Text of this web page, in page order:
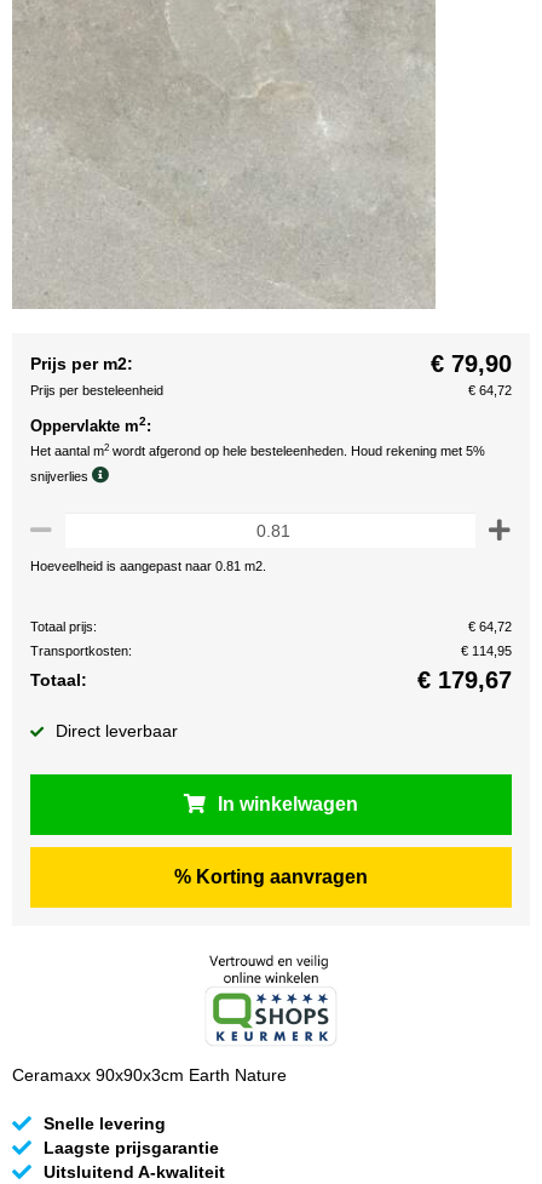
Prijs per m2: € 79,90
Prijs per besteleenheid € 64,72
Oppervlakte m2:
Het aantal m2 wordt afgerond op hele besteleenheden. Houd rekening met 5%
snijverlies
Hoeveelheid is aangepast naar 0.81 m2.
Totaal prijs:
€ 64,72
Transportkosten:
€ 114,95
Totaal: € 179,67
Direct leverbaar
In winkelwagen
% Korting aanvragen
Ceramaxx 90x90x3cm Earth Nature
Snelle levering
Laagste prijsgarantie
Uitsluitend A-kwaliteit